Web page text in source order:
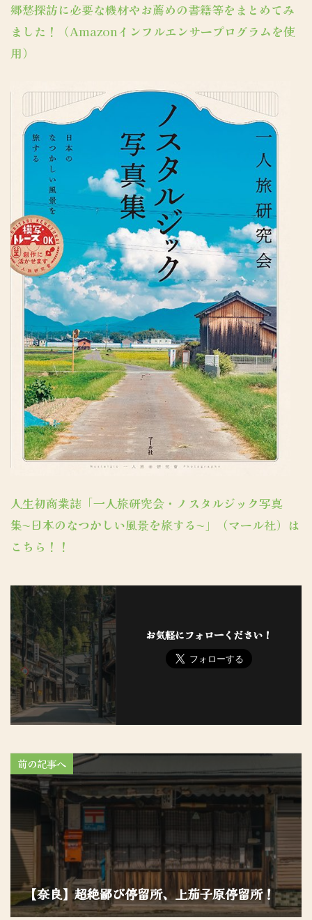
郷愁探訪に必要な機材やお薦めの書籍等をまとめてみ
ました！（Amazonインフルエンサープログラムを使
用）
人生初商業誌「一人旅研究会・ノスタルジック写真
集〜日本のなつかしい風景を旅する〜」（マール社）は
こちら！！
お気軽にフォローください！
前の記事へ
【奈良】超絶鄙び停留所、上茄子原停留所！